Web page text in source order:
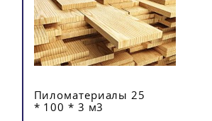
Пиломатериалы 25
* 100 * 3 м3